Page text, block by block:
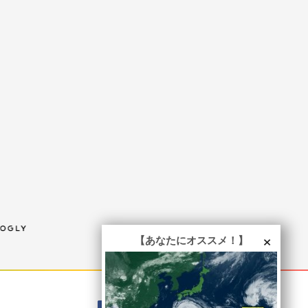
×
【あなたにオススメ！】